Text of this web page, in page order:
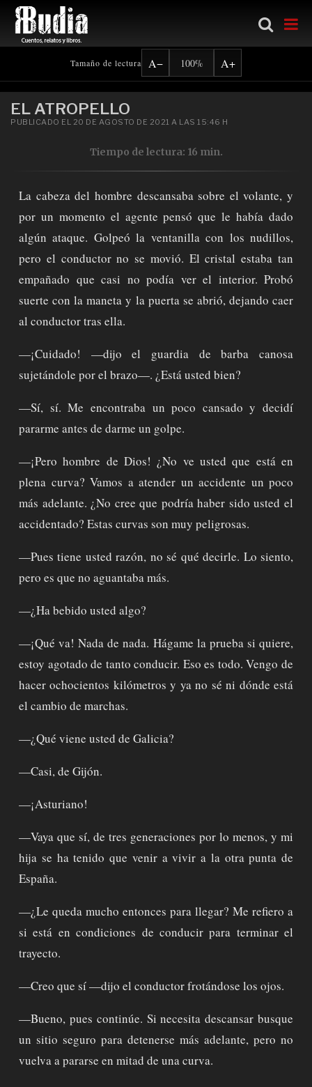
Tamaño de lectura A− 100% A+
EL ATROPELLO
PUBLICADO EL 20 DE AGOSTO DE 2021 A LAS 15:46 H
Tiempo de lectura: 16 min.
La cabeza del hombre descansaba sobre el volante, y
por un momento el agente pensó que le había dado
algún ataque. Golpeó la ventanilla con los nudillos,
pero el conductor no se movió. El cristal estaba tan
empañado que casi no podía ver el interior. Probó
suerte con la maneta y la puerta se abrió, dejando caer
al conductor tras ella.
—¡Cuidado! —dijo el guardia de barba canosa
sujetándole por el brazo—. ¿Está usted bien?
—Sí, sí. Me encontraba un poco cansado y decidí
pararme antes de darme un golpe.
—¡Pero hombre de Dios! ¿No ve usted que está en
plena curva? Vamos a atender un accidente un poco
más adelante. ¿No cree que podría haber sido usted el
accidentado? Estas curvas son muy peligrosas.
—Pues tiene usted razón, no sé qué decirle. Lo siento,
pero es que no aguantaba más.
—¿Ha bebido usted algo?
—¡Qué va! Nada de nada. Hágame la prueba si quiere,
estoy agotado de tanto conducir. Eso es todo. Vengo de
hacer ochocientos kilómetros y ya no sé ni dónde está
el cambio de marchas.
—¿Qué viene usted de Galicia?
—Casi, de Gijón.
—¡Asturiano!
—Vaya que sí, de tres generaciones por lo menos, y mi
hija se ha tenido que venir a vivir a la otra punta de
España.
—¿Le queda mucho entonces para llegar? Me refiero a
si está en condiciones de conducir para terminar el
trayecto.
—Creo que sí —dijo el conductor frotándose los ojos.
—Bueno, pues continúe. Si necesita descansar busque
un sitio seguro para detenerse más adelante, pero no
vuelva a pararse en mitad de una curva.